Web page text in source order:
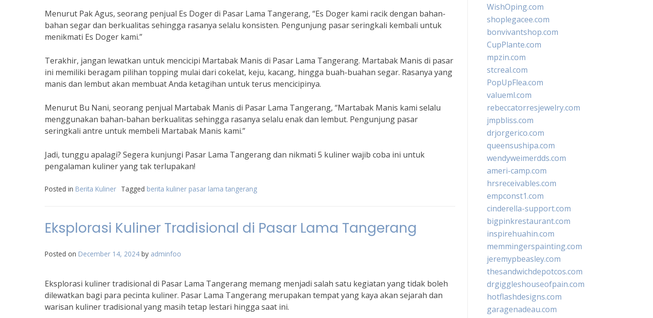
Menurut Pak Agus, seorang penjual Es Doger di Pasar Lama Tangerang, “Es Doger kami racik dengan bahan-
bahan segar dan berkualitas sehingga rasanya selalu konsisten. Pengunjung pasar seringkali kembali untuk
menikmati Es Doger kami.”
Terakhir, jangan lewatkan untuk mencicipi Martabak Manis di Pasar Lama Tangerang. Martabak Manis di pasar
ini memiliki beragam pilihan topping mulai dari cokelat, keju, kacang, hingga buah-buahan segar. Rasanya yang
manis dan lembut akan membuat Anda ketagihan untuk terus mencicipinya.
Menurut Bu Nani, seorang penjual Martabak Manis di Pasar Lama Tangerang, “Martabak Manis kami selalu
menggunakan bahan-bahan berkualitas sehingga rasanya selalu enak dan lembut. Pengunjung pasar
seringkali antre untuk membeli Martabak Manis kami.”
Jadi, tunggu apalagi? Segera kunjungi Pasar Lama Tangerang dan nikmati 5 kuliner wajib coba ini untuk
pengalaman kuliner yang tak terlupakan!
Posted in Berita Kuliner Tagged berita kuliner pasar lama tangerang
Eksplorasi Kuliner Tradisional di Pasar Lama Tangerang
Posted on December 14, 2024 by adminfoo
Eksplorasi kuliner tradisional di Pasar Lama Tangerang memang menjadi salah satu kegiatan yang tidak boleh
dilewatkan bagi para pecinta kuliner. Pasar Lama Tangerang merupakan tempat yang kaya akan sejarah dan
warisan kuliner tradisional yang masih tetap lestari hingga saat ini.
WishOping.com
shoplegacee.com
bonvivantshop.com
CupPlante.com
mpzin.com
stcreal.com
PopUpFlea.com
valueml.com
rebeccatorresjewelry.com
jmpbliss.com
drjorgerico.com
queensushipa.com
wendyweimerdds.com
ameri-camp.com
hrsreceivables.com
empconst1.com
cinderella-support.com
bigpinkrestaurant.com
inspirehuahin.com
memmingerspainting.com
jeremypbeasley.com
thesandwichdepotcos.com
drgiggleshouseofpain.com
hotflashdesigns.com
garagenadeau.com